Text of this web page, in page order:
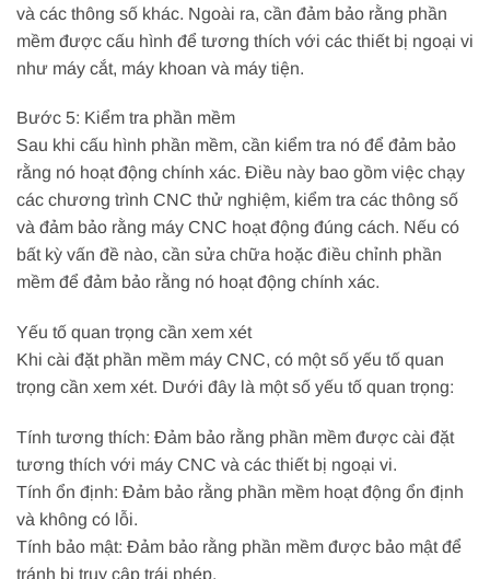
và các thông số khác. Ngoài ra, cần đảm bảo rằng phần
mềm được cấu hình để tương thích với các thiết bị ngoại vi
như máy cắt, máy khoan và máy tiện.
Bước 5: Kiểm tra phần mềm
Sau khi cấu hình phần mềm, cần kiểm tra nó để đảm bảo
rằng nó hoạt động chính xác. Điều này bao gồm việc chạy
các chương trình CNC thử nghiệm, kiểm tra các thông số
và đảm bảo rằng máy CNC hoạt động đúng cách. Nếu có
bất kỳ vấn đề nào, cần sửa chữa hoặc điều chỉnh phần
mềm để đảm bảo rằng nó hoạt động chính xác.
Yếu tố quan trọng cần xem xét
Khi cài đặt phần mềm máy CNC, có một số yếu tố quan
trọng cần xem xét. Dưới đây là một số yếu tố quan trọng:
Tính tương thích: Đảm bảo rằng phần mềm được cài đặt
tương thích với máy CNC và các thiết bị ngoại vi.
Tính ổn định: Đảm bảo rằng phần mềm hoạt động ổn định
và không có lỗi.
Tính bảo mật: Đảm bảo rằng phần mềm được bảo mật để
tránh bị truy cập trái phép.